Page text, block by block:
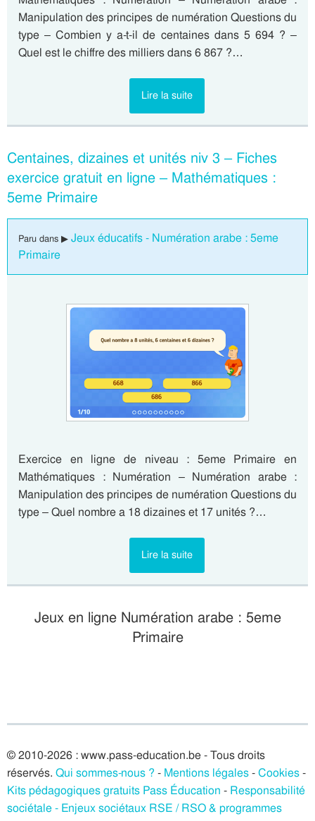
Manipulation des principes de numération Questions du
type – Combien y a-t-il de centaines dans 5 694 ? –
Quel est le chiffre des milliers dans 6 867 ?…
Lire la suite
Centaines, dizaines et unités niv 3 – Fiches
exercice gratuit en ligne – Mathématiques :
5eme Primaire
Paru dans ▶ Jeux éducatifs - Numération arabe : 5eme
Primaire
Exercice en ligne de niveau : 5eme Primaire en
Mathématiques : Numération – Numération arabe :
Manipulation des principes de numération Questions du
type – Quel nombre a 18 dizaines et 17 unités ?…
Lire la suite
Jeux en ligne Numération arabe : 5eme
Primaire
© 2010-2026 : www.pass-education.be - Tous droits
réservés. Qui sommes-nous ? - Mentions légales-Cookies-
Kits pédagogiques gratuits Pass Éducation - Responsabilité
sociétale - Enjeux sociétaux RSE / RSO & programmes